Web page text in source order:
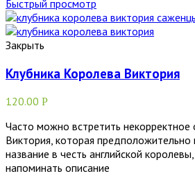
Быстрый просмотр
Закрыть
Клубника Королева Виктория
120.00 Р
Часто можно встретить некорректное
Виктория, которая предположительно
название в честь английской
напоминать описание